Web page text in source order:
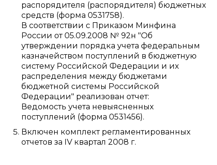
распорядителя (распорядителя) бюджетных
средств (форма 0531758).
В соответствии с Приказом Минфина
России от 05.09.2008 № 92н "Об
утверждении порядка учета федеральным
казначейством поступлений в бюджетную
систему Российской Федерации и их
распределения между бюджетами
бюджетной системы Российской
Федерации" реализован отчет:
Ведомость учета невыясненных
поступлений (форма 0531456).
Включен комплект регламентированных
отчетов за IV квартал 2008 г.